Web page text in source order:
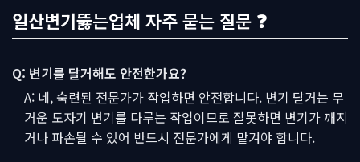
일산변기뚫는업체 자주 묻는 질문 ❓
Q: 변기를 탈거해도 안전한가요?
A: 네, 숙련된 전문가가 작업하면 안전합니다. 변기 탈거는 무
거운 도자기 변기를 다루는 작업이므로 잘못하면 변기가 깨지
거나 파손될 수 있어 반드시 전문가에게 맡겨야 합니다.